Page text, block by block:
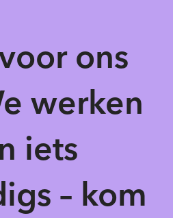
ons
werken
iets
– kom